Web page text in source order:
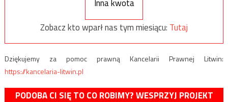
Inna kwota
Zobacz kto wparł nas tym miesiącu: Tutaj
Dziękujemy za pomoc prawną Kancelarii Prawnej Litwin:
https://kancelaria-litwin.pl
PODOBA CI SIĘ TO CO ROBIMY? WESPRZYJ PROJEKT